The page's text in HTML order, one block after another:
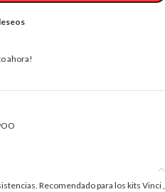
ahora!
Recomendado para los kits Vinci ,